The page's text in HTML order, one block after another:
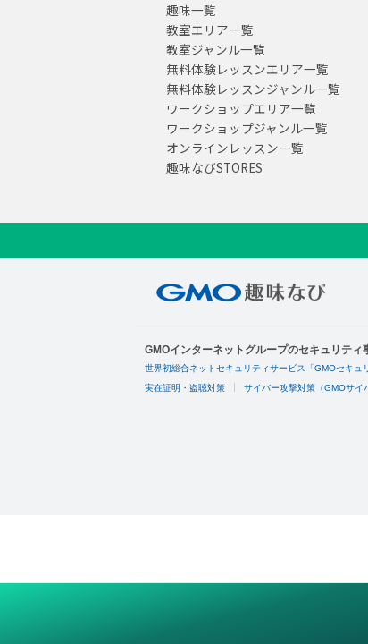
趣味一覧
教室エリア一覧
教室ジャンル一覧
無料体験レッスンエリア一覧
無料体験レッスンジャンル一覧
ワークショップエリア一覧
ワークショップジャンル一覧
オンラインレッスン一覧
趣味なびSTORES